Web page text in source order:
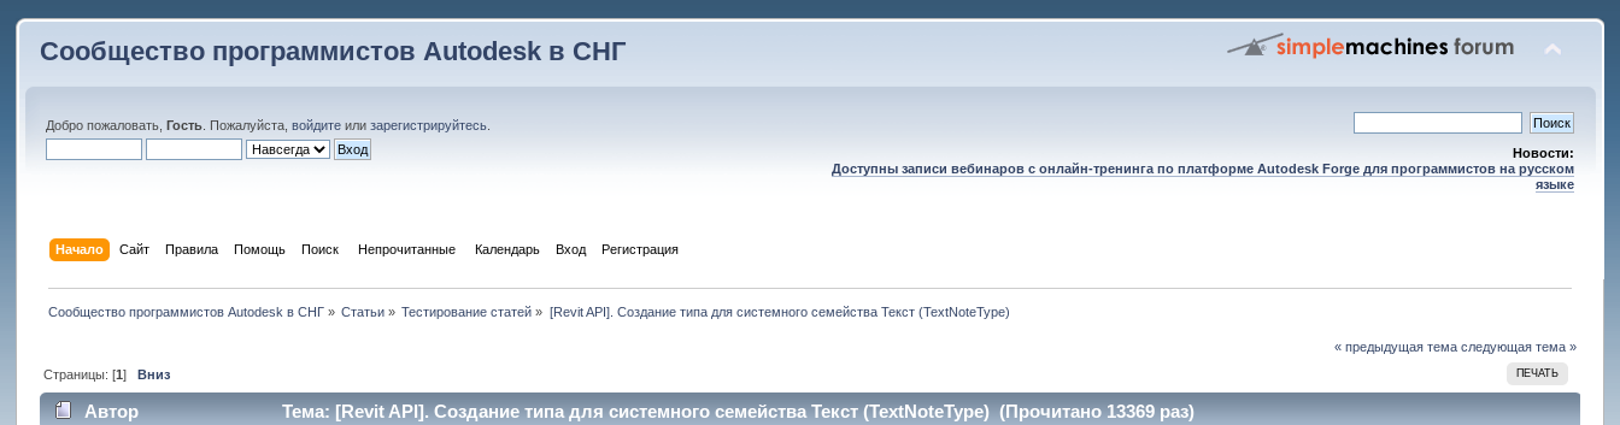
Сообщество программистов Autodesk в СНГ
Добро пожаловать,Гость . Пожалуйста,войдите илизарегистрируйтесь
Новости:
Доступны записи вебинаров с онлайн-тренинга по платформе Autodesk Forge для программистов на русском
языке
Начало Сайт Правила Помощь Поиск Непрочитанные Календарь Вход Регистрация
Сообщество программистов Autodesk в СНГ» Статьи » Тестирование статей » [Revit API]. Создание типа для системного семейства Текст (TextNoteType)
« предыдущая тема следующая тема »
ПЕЧАТЬ
Страницы: [1] Вниз
Автор Тема: [Revit API]. Создание типа для системного семейства Текст (TextNoteType) (Прочитано 13369 раз)